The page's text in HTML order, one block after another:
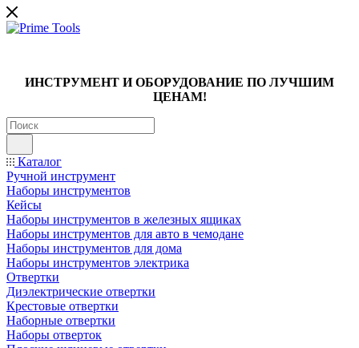
ИНСТРУМЕНТ И ОБОРУДОВАНИЕ ПО ЛУЧШИМ
ЦЕНАМ!
Каталог
Ручной инструмент
Наборы инструментов
Кейсы
Наборы инструментов в железных ящиках
Наборы инструментов для авто в чемодане
Наборы инструментов для дома
Наборы инструментов электрика
Отвертки
Диэлектрические отвертки
Крестовые отвертки
Наборные отвертки
Наборы отверток